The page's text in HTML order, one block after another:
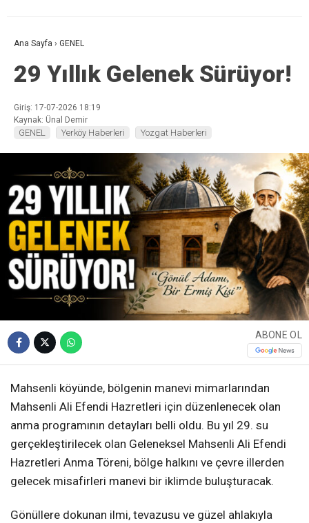
Ana Sayfa › GENEL
29 Yıllık Gelenek Sürüyor!
Giriş: 17-07-2026 18:19
Kaynak: Ünal Demir
GENEL Yerköy Haberleri Yozgat Haberleri
ABONE OL
Mahsenli köyünde, bölgenin manevi mimarlarından
Mahsenli Ali Efendi Hazretleri için düzenlenecek olan
anma programının detayları belli oldu. Bu yıl 29. su
gerçekleştirilecek olan Geleneksel Mahsenli Ali Efendi
Hazretleri Anma Töreni, bölge halkını ve çevre illerden
gelecek misafirleri manevi bir iklimde buluşturacak.
Gönüllere dokunan ilmi, tevazusu ve güzel ahlakıyla